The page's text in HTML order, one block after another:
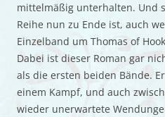
mittelmäßig unterhalten. Und
Reihe nun zu Ende ist, auch
Einzelband um Thomas of
Dabei ist dieser Roman gar
als die ersten beiden Bände.
einem Kampf, und auch
wieder unerwartete